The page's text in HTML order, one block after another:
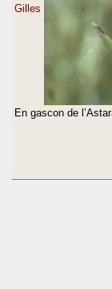
Gilles
En gascon de